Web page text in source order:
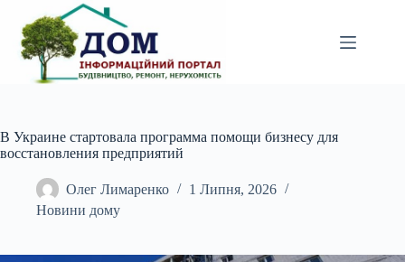
вмісту
В Украине стартовала программа помощи бизнесу для
восстановления предприятий
Олег Лимаренко
1 Липня, 2026
Новини дому